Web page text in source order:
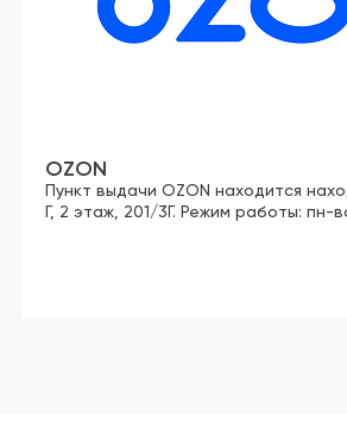
OZON
Пункт выдачи OZON находится
Г, 2 этаж, 201/3Г. Режим работы: пн-